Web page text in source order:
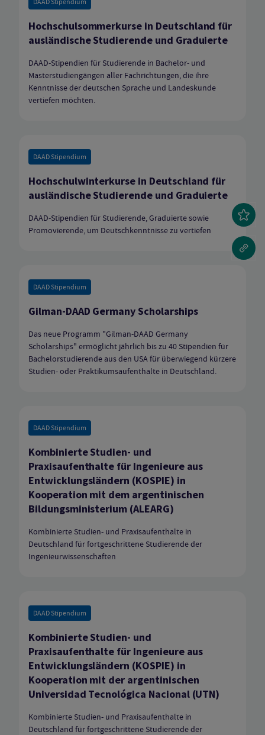
Hochschulsommerkurse in Deutschland für
ausländische Studierende und Graduierte
DAAD-Stipendien für Studierende in Bachelor- und
Masterstudiengängen aller Fachrichtungen, die ihre
Kenntnisse der deutschen Sprache und Landeskunde
vertiefen möchten.
DAAD Stipendium
Hochschulwinterkurse in Deutschland für
ausländische Studierende und Graduierte
DAAD-Stipendien für Studierende, Graduierte sowie
Promovierende, um Deutschkenntnisse zu vertiefen
DAAD Stipendium
Gilman-DAAD Germany Scholarships
Das neue Programm "Gilman-DAAD Germany
Scholarships" ermöglicht jährlich bis zu 40 Stipendien für
Bachelorstudierende aus den USA für überwiegend kürzere
Studien- oder Praktikumsaufenthalte in Deutschland.
DAAD Stipendium
Kombinierte Studien- und
Praxisaufenthalte für Ingenieure aus
Entwicklungsländern (KOSPIE) in
Kooperation mit dem argentinischen
Bildungsministerium (ALEARG)
Kombinierte Studien- und Praxisaufenthalte in
Deutschland für fortgeschrittene Studierende der
Ingenieurwissenschaften
DAAD Stipendium
Kombinierte Studien- und
Praxisaufenthalte für Ingenieure aus
Entwicklungsländern (KOSPIE) in
Kooperation mit der argentinischen
Universidad Tecnológica Nacional (UTN)
Kombinierte Studien- und Praxisaufenthalte in
Deutschland für fortgeschrittene Studierende der